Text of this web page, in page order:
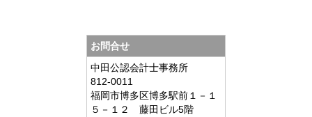
お問合せ
中田公認会計士事務所
812-0011
福岡市博多区博多駅前１－１
５－１２ 藤田ビル5階